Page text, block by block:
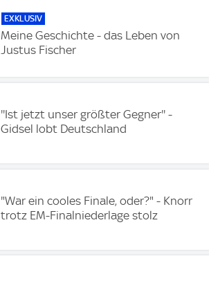
EXKLUSIV
Meine Geschichte - das Leben von
Justus Fischer
''Ist jetzt unser größter Gegner'' -
Gidsel lobt Deutschland
"War ein cooles Finale, oder?" - Knorr
trotz EM-Finalniederlage stolz